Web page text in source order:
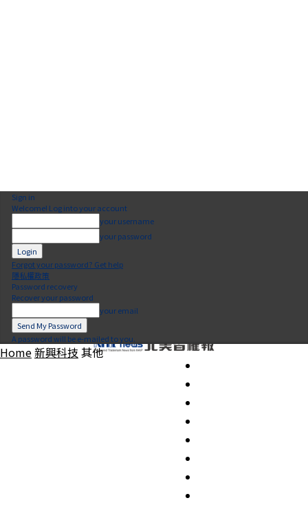
Sign in
Welcome! Log into your account
your username
your password
Forgot your password? Get help
隱私權政策
Password recovery
Recover your password
your email
A password will be e-mailed to you.
Home新興科技 其他